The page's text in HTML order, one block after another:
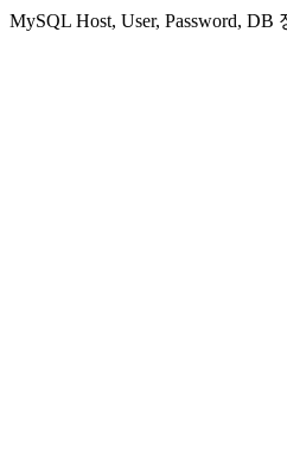
MySQL Host, User, Password,